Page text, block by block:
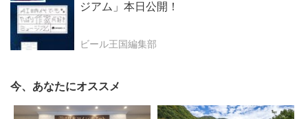
ジアム」本日公開！
ビール王国編集部
今、あなたにオススメ